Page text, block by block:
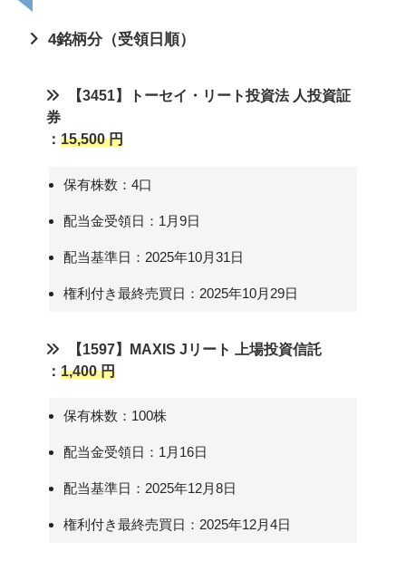
4銘柄分（受領日順）
【3451】トーセイ・リート投資法 人投資証
券
：15,500 円
保有株数：4口
配当金受領日：1月9日
配当基準日：2025年10月31日
権利付き最終売買日：2025年10月29日
【1597】MAXIS Jリート 上場投資信託
：1,400 円
保有株数：100株
配当金受領日：1月16日
配当基準日：2025年12月8日
権利付き最終売買日：2025年12月4日